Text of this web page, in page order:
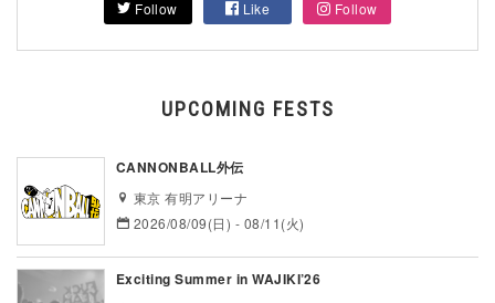
Follow Like Follow
UPCOMING FESTS
CANNONBALL外伝
東京 有明アリーナ
2026/08/09(日) - 08/11(火)
Exciting Summer in WAJIKI’26